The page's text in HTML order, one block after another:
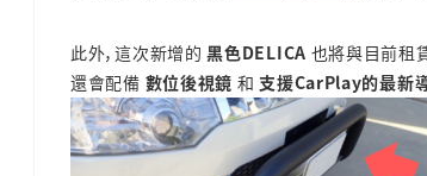
此外，這次新增的黑色DELICA 也將與目前租
還會配備 數位後視鏡 和 支援CarPlay的最新